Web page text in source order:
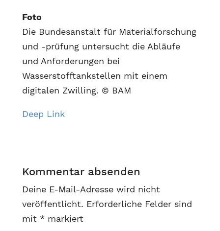
Foto
Die Bundesanstalt für Materialforschung
und -prüfung untersucht die Abläufe
und Anforderungen bei
Wasserstofftankstellen mit einem
digitalen Zwilling. © BAM
Deep Link
Kommentar absenden
Deine E-Mail-Adresse wird nicht
veröffentlicht. Erforderliche Felder sind
mit * markiert